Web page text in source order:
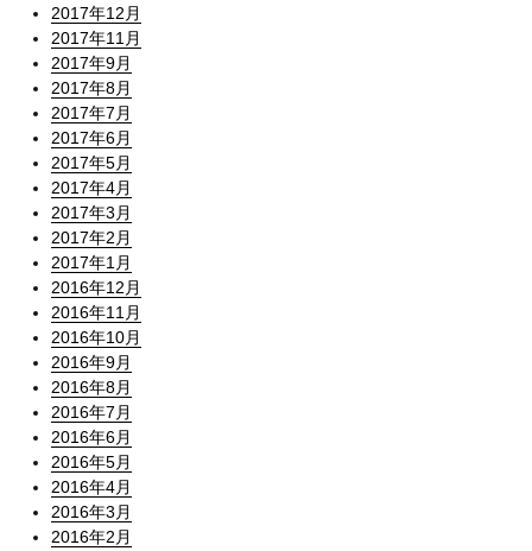
2017年12月
2017年11月
2017年9月
2017年8月
2017年7月
2017年6月
2017年5月
2017年4月
2017年3月
2017年2月
2017年1月
2016年12月
2016年11月
2016年10月
2016年9月
2016年8月
2016年7月
2016年6月
2016年5月
2016年4月
2016年3月
2016年2月